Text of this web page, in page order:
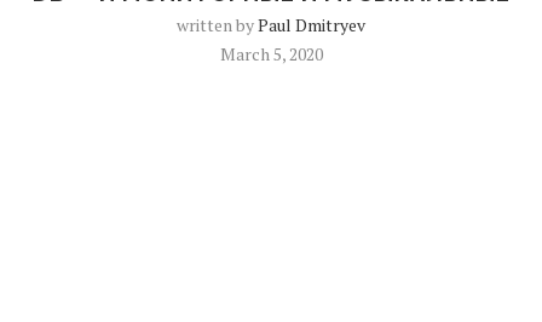
written byPaul Dmitryev
March 5, 2020